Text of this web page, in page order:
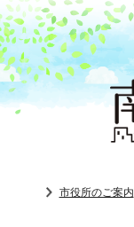
市役所のご案内